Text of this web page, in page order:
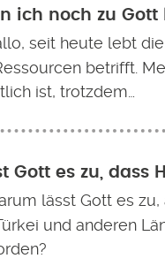
ich noch zu
seit heute lebt
betrifft.
ist, trotzdem…
Gott es zu,
lässt Gott es
und anderen